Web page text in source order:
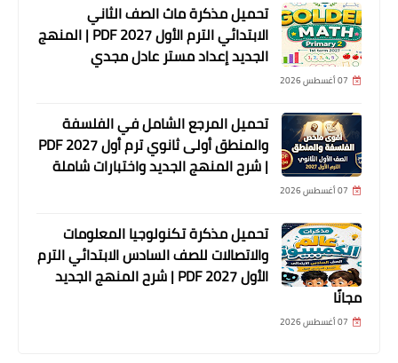
تحميل مذكرة ماث الصف الثاني
الابتدائي الترم الأول 2027 PDF | المنهج
الجديد إعداد مستر عادل مجدي
07 أغسطس 2026
تحميل المرجع الشامل في الفلسفة
والمنطق أولى ثانوي ترم أول 2027 PDF
| شرح المنهج الجديد واختبارات شاملة
07 أغسطس 2026
تحميل مذكرة تكنولوجيا المعلومات
والاتصالات للصف السادس الابتدائي الترم
الأول 2027 PDF | شرح المنهج الجديد
مجانًا
07 أغسطس 2026